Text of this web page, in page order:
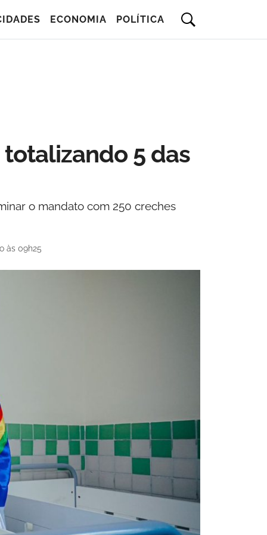
ECONOMIA POLÍTICA
5 das
o mandato com 250 creches
às 09h25